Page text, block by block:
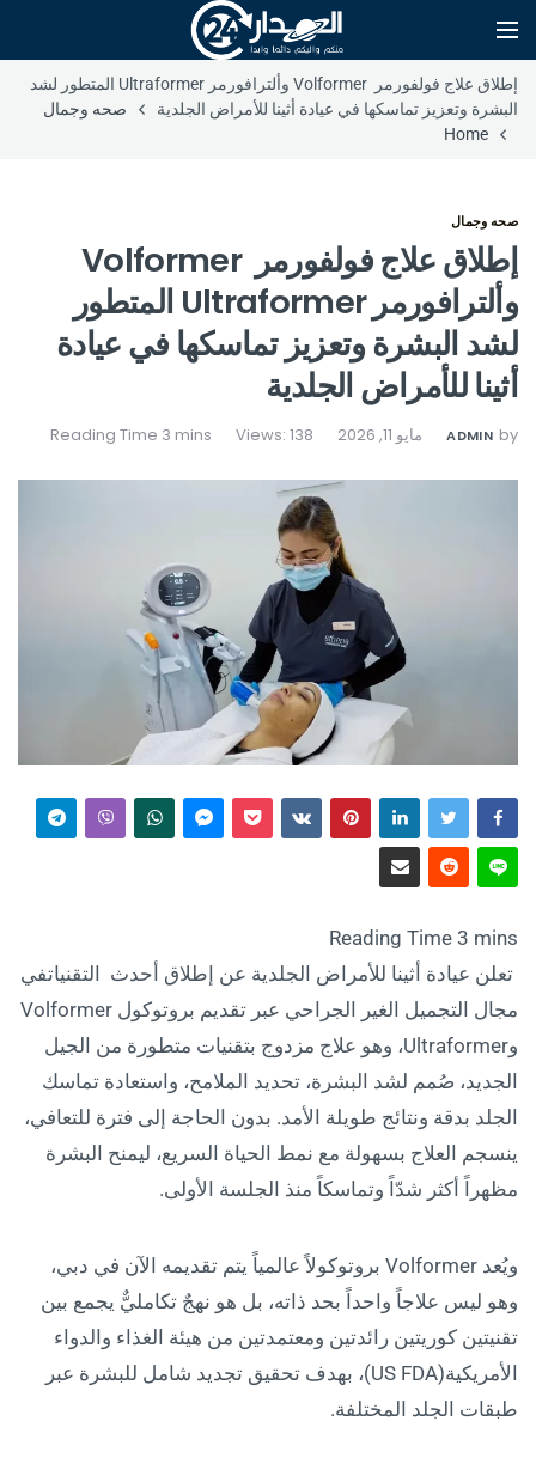
إطلاق علاج فولفورمر Volformer وألترافورمر Ultraformer المتطور لشد
البشرة وتعزيز تماسكها في عيادة أثينا للأمراض الجلدية
صحه وجمال
Home
صحه وجمال
إطلاق علاج فولفورمر Volformer
وألترافورمر Ultraformer المتطور
لشد البشرة وتعزيز تماسكها في عيادة
أثينا للأمراض الجلدية
by
ADMIN مايو 11, 2026 Views: 138
تعلن عيادة أثينا للأمراض الجلدية عن إطلاق أحدث التقنياتفي
مجال التجميل الغير الجراحي عبر تقديم بروتوكول Volformer
وUltraformer، وهو علاج مزدوج بتقنيات متطورة من الجيل
الجديد، صُمم لشد البشرة، تحديد الملامح، واستعادة تماسك
الجلد بدقة ونتائج طويلة الأمد. بدون الحاجة إلى فترة للتعافي،
ينسجم العلاج بسهولة مع نمط الحياة السريع، ليمنح البشرة
مظهراً أكثر شدّاً وتماسكاً منذ الجلسة الأولى.
ويُعد Volformer بروتوكولاً عالمياً يتم تقديمه الآن في دبي،
وهو ليس علاجاً واحداً بحد ذاته، بل هو نهجٌ تكامليٌّ يجمع بين
تقنيتين كوريتين رائدتين ومعتمدتين من هيئة الغذاء والدواء
الأمريكية(US FDA)، بهدف تحقيق تجديد شامل للبشرة عبر
طبقات الجلد المختلفة.